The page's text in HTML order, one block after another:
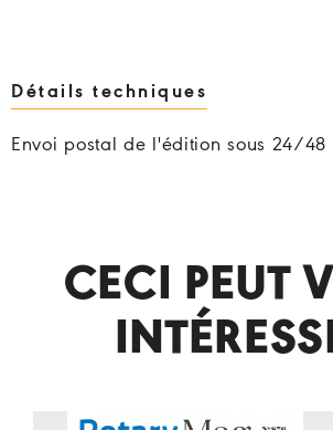
Détails techniques
Envoi postal de l'édition sous 24/48
CECI PEUT